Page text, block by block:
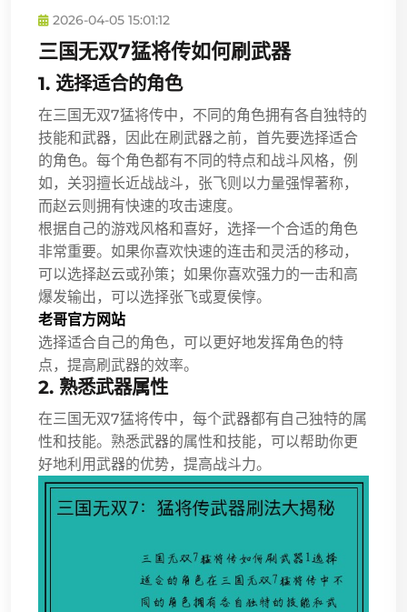
2026-04-05 15:01:12
三国无双7猛将传如何刷武器
1. 选择适合的角色
在三国无双7猛将传中，不同的角色拥有各自独特的
技能和武器，因此在刷武器之前，首先要选择适合
的角色。每个角色都有不同的特点和战斗风格，例
如，关羽擅长近战战斗，张飞则以力量强悍著称，
而赵云则拥有快速的攻击速度。
根据自己的游戏风格和喜好，选择一个合适的角色
非常重要。如果你喜欢快速的连击和灵活的移动，
可以选择赵云或孙策；如果你喜欢强力的一击和高
爆发输出，可以选择张飞或夏侯惇。
老哥官方网站
选择适合自己的角色，可以更好地发挥角色的特
点，提高刷武器的效率。
2. 熟悉武器属性
在三国无双7猛将传中，每个武器都有自己独特的属
性和技能。熟悉武器的属性和技能，可以帮助你更
好地利用武器的优势，提高战斗力。